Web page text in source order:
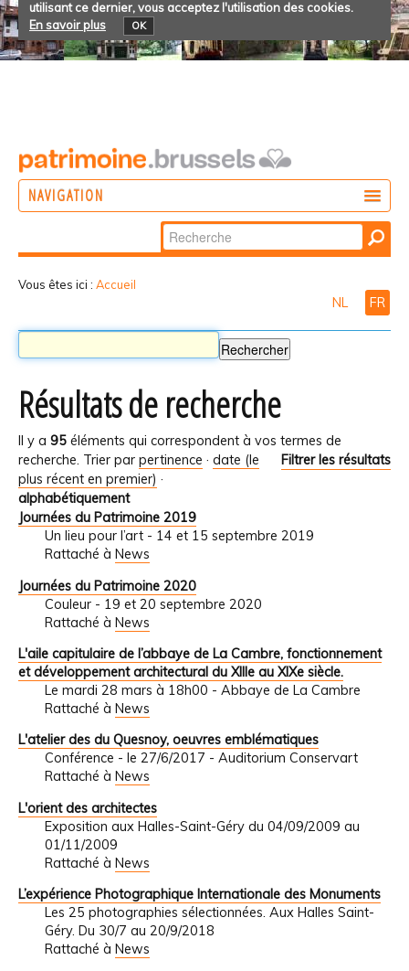
utilisant ce dernier, vous acceptez l'utilisation des cookies.
En savoir plus
OK
NAVIGATION
Chercher par
Recherche
Vous êtes ici : Accueil
NL FR
Résultats de recherche
Il y a 95 éléments qui correspondent à vos termes de
recherche.
Filtrer les résultats
Trier par pertinence · date (le
plus récent en premier) ·
alphabétiquement
Journées du Patrimoine 2019
Un lieu pour l’art - 14 et 15 septembre 2019
Rattaché à News
Journées du Patrimoine 2020
Couleur - 19 et 20 septembre 2020
Rattaché à News
L'aile capitulaire de l’abbaye de La Cambre, fonctionnement
et développement architectural du XIIIe au XIXe siècle.
Le mardi 28 mars à 18h00 - Abbaye de La Cambre
Rattaché à News
L'atelier des du Quesnoy, oeuvres emblématiques
Conférence - le 27/6/2017 - Auditorium Conservart
Rattaché à News
L'orient des architectes
Exposition aux Halles-Saint-Géry du 04/09/2009 au
01/11/2009
Rattaché à News
L’expérience Photographique Internationale des Monuments
Les 25 photographies sélectionnées. Aux Halles Saint-
Géry. Du 30/7 au 20/9/2018
Rattaché à News